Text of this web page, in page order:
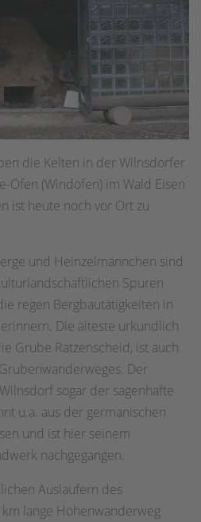
die Kelten in der Wilnsdorfer
Öfen (Windöfen) im Wald Eisen
ist heute noch vor Ort zu
und Heinzelmännchen sind
Spuren
regen Bergbautätigkeiten in
Die älteste urkundlich
Grube Ratzenscheid, ist auch
Der
sogar der sagenhafte
u.a. aus der germanischen
und ist hier seinem
nachgegangen.
Ausläufern des
lange Höhenwanderweg